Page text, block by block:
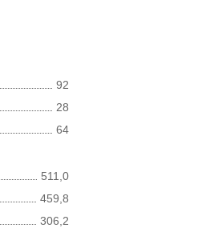
92
28
64
511,0
459,8
306,2